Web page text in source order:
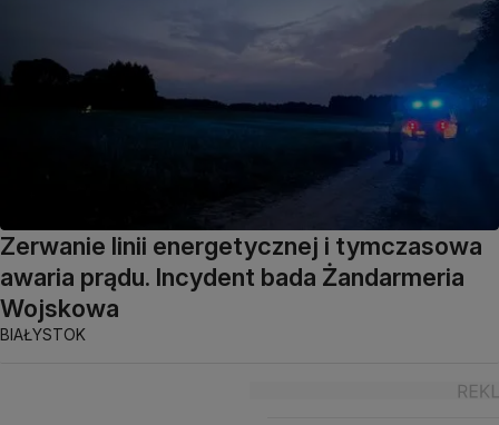
Zerwanie linii energetycznej i tymczasowa
awaria prądu. Incydent bada Żandarmeria
Wojskowa
BIAŁYSTOK